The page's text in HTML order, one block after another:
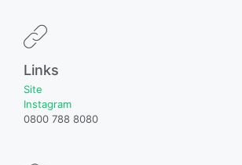
Links
Site
Instagram
0800 788 8080